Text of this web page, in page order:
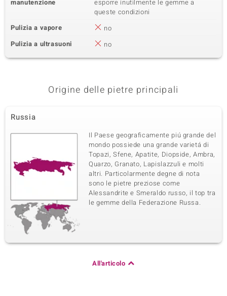
manutenzione
esporre inutilmente le gemme a
queste condizioni
Pulizia a vapore
no
Pulizia a ultrasuoni
no
Origine delle pietre principali
Russia
Il Paese geograficamente piú grande del
mondo possiede una grande varietá di
Topazi, Sfene, Apatite, Diopside, Ambra,
Quarzo, Granato, Lapislazzuli e molti
altri. Particolarmente degne di nota
sono le pietre preziose come
Alessandrite e Smeraldo russo, il top tra
le gemme della Federazione Russa.
All'articolo